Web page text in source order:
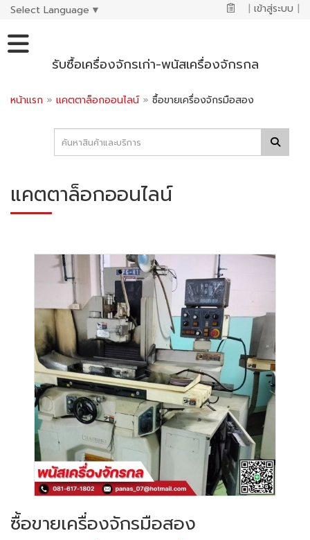
Select Language ▼ | เข้าสู่ระบบ |
รับซื้อเครื่องจักรเก่า-พนัสเครื่องจักรกล
หน้าแรก » แคตตาล็อกออนไลน์ » ซื้อขายเครื่องจักรมือสอง
แคตตาล็อกออนไลน์
ซื้อขายเครื่องจักรมือสอง